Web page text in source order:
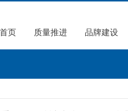
首页 质量推进 品牌建设